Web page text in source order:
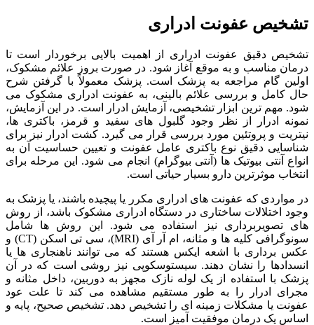
تشخیص عفونت ادراری
تشخیص دقیق عفونت ادراری از اهمیت بالایی برخوردار است تا
درمان مناسب و به موقع آغاز شود. در صورت بروز علائم مشکوک،
اولین گام مراجعه به پزشک است. پزشک معمولاً با گرفتن شرح
حال کامل و بررسی علائم بالینی، به عفونت ادراری مشکوک می
شود. مهم ترین ابزار تشخیصی، آزمایش ادرار است. در این آزمایش،
نمونه ادرار از نظر وجود گلبول های سفید و قرمز، باکتری ها،
نیتریت و پروتئین مورد بررسی قرار می گیرد. کشت ادرار نیز برای
شناسایی دقیق نوع باکتری عامل عفونت و تعیین حساسیت آن به
انواع آنتی بیوتیک ها (آنتی بیوگرام) انجام می شود. این مرحله برای
انتخاب موثرترین دارو بسیار حیاتی است.
در مواردی که عفونت های ادراری مکرر یا پیچیده باشند، یا پزشک به
وجود اختلالات ساختاری در دستگاه ادراری مشکوک باشد، از روش
های تصویربرداری نیز استفاده می شود. این روش ها شامل
سونوگرافی کلیه ها و مثانه، ام آر آی (MRI)، سی تی اسکن (CT) و
عکس برداری با اشعه ایکس هستند که می توانند ناهنجاری ها یا
انسدادها را نشان دهند. سیستوسکوپی نیز روشی است که در آن
پزشک با استفاده از یک لوله نازک مجهز به دوربین، داخل مثانه و
مجرای ادرار را به طور مستقیم مشاهده می کند تا علت عود
عفونت یا مشکلات زمینه ای را تشخیص دهد. تشخیص صحیح، پایه و
اساس یک درمان موفقیت آمیز است.